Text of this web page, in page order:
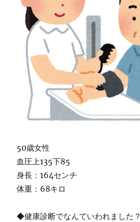
50歳女性
血圧上135下85
身長：164センチ
体重：68キロ
◆健康診断でなんていわれました？